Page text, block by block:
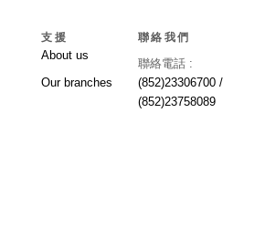
支援
About us
Our branches
聯絡我們
聯絡電話 :
(852)23306700 /
(852)23758089